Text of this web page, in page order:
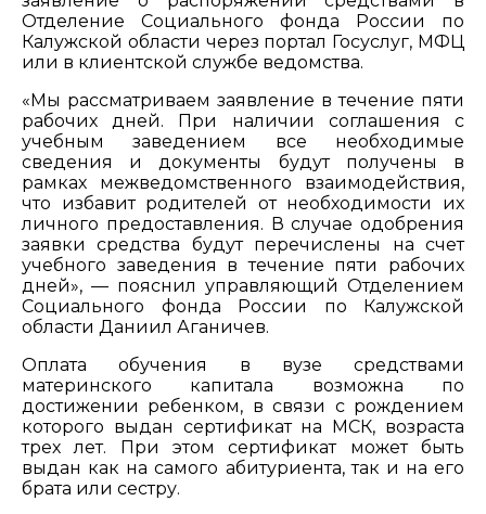
Отделение Социального фонда России по
Калужской области через портал Госуслуг, МФЦ
или в клиентской службе ведомства.
«Мы рассматриваем заявление в течение пяти
рабочих дней. При наличии соглашения с
учебным заведением все необходимые
сведения и документы будут получены в
рамках межведомственного взаимодействия,
что избавит родителей от необходимости их
личного предоставления. В случае одобрения
заявки средства будут перечислены на счет
учебного заведения в течение пяти рабочих
дней», — пояснил управляющий Отделением
Социального фонда России по Калужской
области Даниил Аганичев.
Оплата обучения в вузе средствами
материнского капитала возможна по
достижении ребенком, в связи с рождением
которого выдан сертификат на МСК, возраста
трех лет. При этом сертификат может быть
выдан как на самого абитуриента, так и на его
брата или сестру.